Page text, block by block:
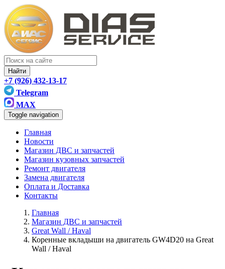
Найти
+7 (926) 432-13-17
Telegram
MAX
Toggle navigation
Главная
Новости
Магазин ДВС и запчастей
Магазин кузовных запчастей
Ремонт двигателя
Замена двигателя
Оплата и Доставка
Контакты
Главная
Магазин ДВС и запчастей
Great Wall / Haval
Коренные вкладыши на двигатель GW4D20 на Great
Wall / Haval